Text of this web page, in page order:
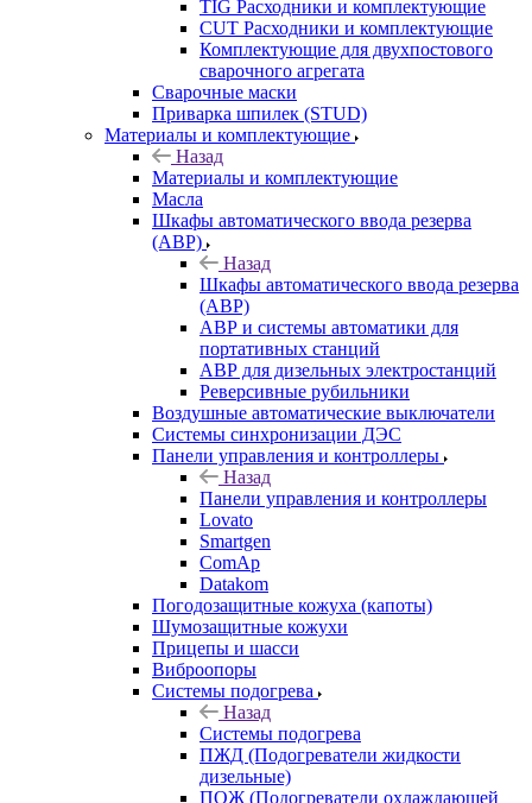
TIG Расходники и комплектующие
CUT Расходники и комплектующие
Комплектующие для двухпостового
сварочного агрегата
Сварочные маски
Приварка шпилек (STUD)
Материалы и комплектующие
Назад
Материалы и комплектующие
Масла
Шкафы автоматического ввода резерва
(АВР)
Назад
Шкафы автоматического ввода резерва
(АВР)
АВР и системы автоматики для
портативных станций
АВР для дизельных электростанций
Реверсивные рубильники
Воздушные автоматические выключатели
Системы синхронизации ДЭС
Панели управления и контроллеры
Назад
Панели управления и контроллеры
Lovato
Smartgen
ComAp
Datakom
Погодозащитные кожуха (капоты)
Шумозащитные кожухи
Прицепы и шасси
Виброопоры
Системы подогрева
Назад
Системы подогрева
ПЖД (Подогреватели жидкости
дизельные)
ПОЖ (Подогреватели охлаждающей